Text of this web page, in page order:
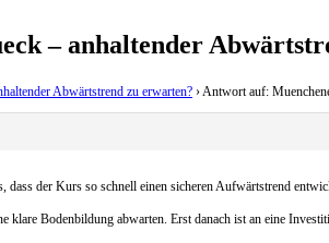
– anhaltender
Abwärtstrend zu erwarten? ›Antwort auf:
dass der Kurs so schnell einen sicheren Aufwärtstrend
klare Bodenbildung abwarten. Erst danach ist an eine